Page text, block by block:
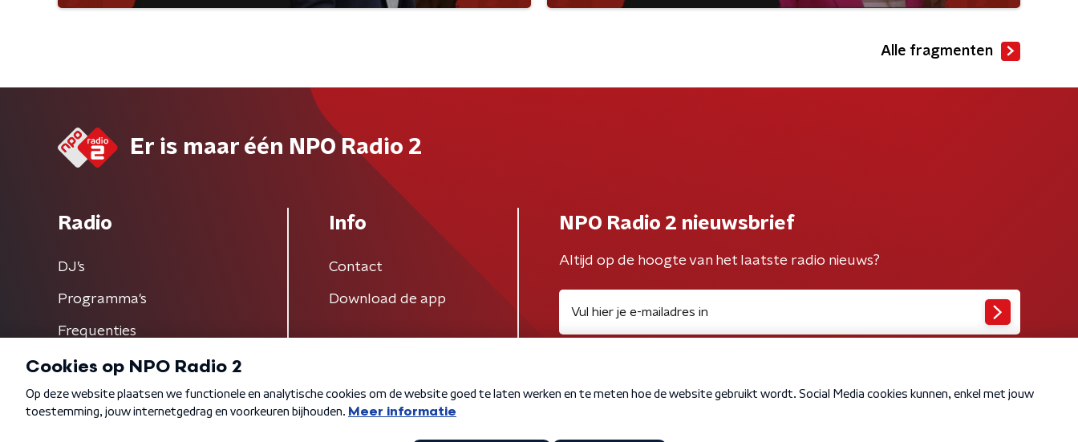
Alle fragmenten
Er is maar één NPO Radio 2
Radio
DJ’s
Programma's
Frequenties
Info
Contact
Download de app
NPO Radio 2 nieuwsbrief
Altijd op de hoogte van het laatste radio nieuws?
Algemene voorwaarden Privacybeleid